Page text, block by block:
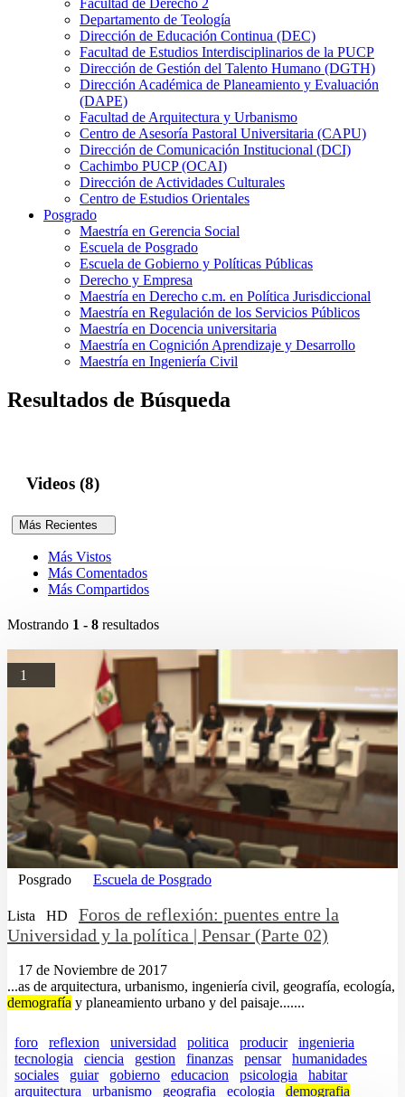
Facultad de Derecho 2
Departamento de Teología
Dirección de Educación Continua (DEC)
Facultad de Estudios Interdisciplinarios de la PUCP
Dirección de Gestión del Talento Humano (DGTH)
Dirección Académica de Planeamiento y Evaluación
(DAPE)
Facultad de Arquitectura y Urbanismo
Centro de Asesoría Pastoral Universitaria (CAPU)
Dirección de Comunicación Institucional (DCI)
Cachimbo PUCP (OCAI)
Dirección de Actividades Culturales
Centro de Estudios Orientales
Posgrado
Maestría en Gerencia Social
Escuela de Posgrado
Escuela de Gobierno y Políticas Públicas
Derecho y Empresa
Maestría en Derecho c.m. en Política Jurisdiccional
Maestría en Regulación de los Servicios Públicos
Maestría en Docencia universitaria
Maestría en Cognición Aprendizaje y Desarrollo
Maestría en Ingeniería Civil
Resultados de Búsqueda
Videos (8)
Más Recientes
Más Vistos
Más Comentados
Más Compartidos
Mostrando 1 - 8 resultados
1
Posgrado Escuela de Posgrado
Lista HD
Foros de reflexión: puentes entre la
Universidad y la política | Pensar (Parte 02)
17 de Noviembre de 2017
...as de arquitectura, urbanismo, ingeniería civil, geografía, ecología,
demografía y planeamiento urbano y del paisaje.......
foro reflexion universidad politica producir
ingenieria
tecnologia
ciencia gestion finanzas pensar
humanidades
sociales
guiar gobierno educacion psicologia
habitar
arquitectura
urbanismo geografia ecologia demografia